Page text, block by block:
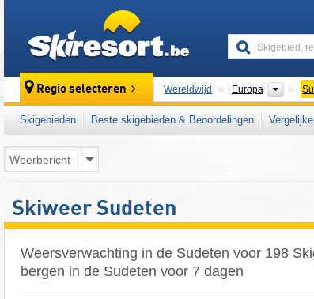
Regio selecteren Wereldwijd Europa
Skigebieden Beste skigebieden & Beoordelingen
Skiweer Sudeten
Weersverwachting in de Sudeten voor 198
bergen in de Sudeten voor 7 dagen